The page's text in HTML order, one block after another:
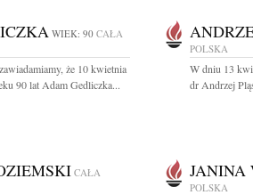
WIEK: 90 CAŁA
że 10 kwietnia
90 lat Adam Gedliczka...
POLSKA
W dniu 13
dr Andrzej
CAŁA
JANINA
POLSKA